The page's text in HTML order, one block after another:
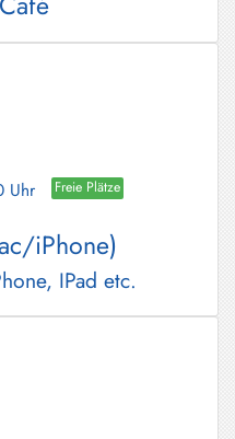
Uhr Freie Plätze
iPhone)
IPad etc.